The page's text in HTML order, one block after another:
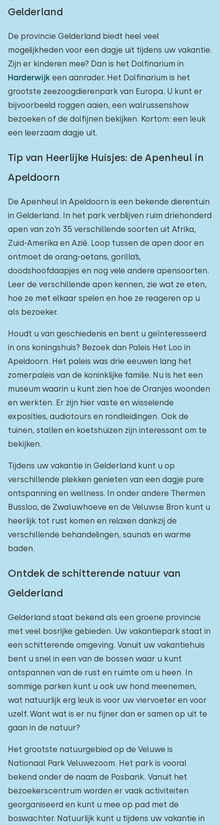
Gelderland
De provincie Gelderland biedt heel veel
mogelijkheden voor een dagje uit tijdens uw vakantie.
Zijn er kinderen mee? Dan is het Dolfinarium in
Harderwijk een aanrader. Het Dolfinarium is het
grootste zeezoogdierenpark van Europa. U kunt er
bijvoorbeeld roggen aaien, een walrussenshow
bezoeken of de dolfijnen bekijken. Kortom: een leuk
een leerzaam dagje uit.
Tip van Heerlijke Huisjes: de Apenheul in
Apeldoorn
De Apenheul in Apeldoorn is een bekende dierentuin
in Gelderland. In het park verblijven ruim driehonderd
apen van zo’n 35 verschillende soorten uit Afrika,
Zuid-Amerika en Azië. Loop tussen de apen door en
ontmoet de orang-oetans, gorilla’s,
doodshoofdaapjes en nog vele andere apensoorten.
Leer de verschillende apen kennen, zie wat ze eten,
hoe ze met elkaar spelen en hoe ze reageren op u
als bezoeker.
Houdt u van geschiedenis en bent u geïnteresseerd
in ons koningshuis? Bezoek dan Paleis Het Loo in
Apeldoorn. Het paleis was drie eeuwen lang het
zomerpaleis van de koninklijke familie. Nu is het een
museum waarin u kunt zien hoe de Oranjes woonden
en werkten. Er zijn hier vaste en wisselende
exposities, audiotours en rondleidingen. Ook de
tuinen, stallen en koetshuizen zijn interessant om te
bekijken.
Tijdens uw vakantie in Gelderland kunt u op
verschillende plekken genieten van een dagje pure
ontspanning en wellness. In onder andere Thermen
Bussloo, de Zwaluwhoeve en de Veluwse Bron kunt u
heerlijk tot rust komen en relaxen dankzij de
verschillende behandelingen, sauna’s en warme
baden.
Ontdek de schitterende natuur van
Gelderland
Gelderland staat bekend als een groene provincie
met veel bosrijke gebieden. Uw vakantiepark staat in
een schitterende omgeving. Vanuit uw vakantiehuis
bent u snel in een van de bossen waar u kunt
ontspannen van de rust en ruimte om u heen. In
sommige parken kunt u ook uw hond meenemen,
wat natuurlijk erg leuk is voor uw viervoeter en voor
uzelf. Want wat is er nu fijner dan er samen op uit te
gaan in de natuur?
Het grootste natuurgebied op de Veluwe is
Nationaal Park Veluwezoom. Het park is vooral
bekend onder de naam de Posbank. Vanuit het
bezoekerscentrum worden er vaak activiteiten
georganiseerd en kunt u mee op pad met de
boswachter. Natuurlijk kunt u tijdens uw vakantie in